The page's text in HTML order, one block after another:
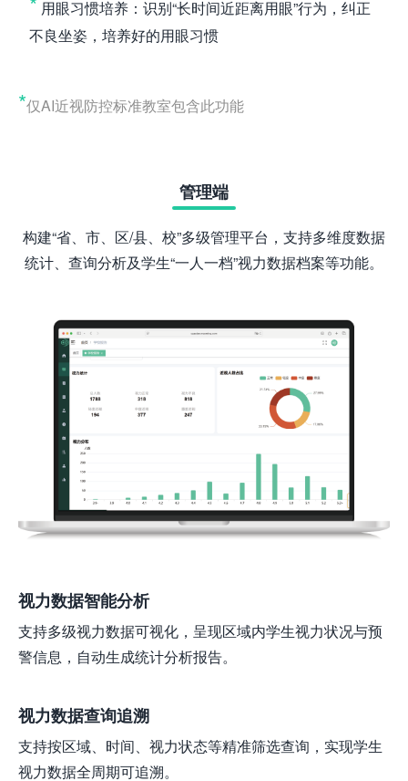
用眼习惯培养：识别“长时间近距离用眼”行为，纠正
不良坐姿，培养好的用眼习惯
*仅AI近视防控标准教室包含此功能
管理端
构建“省、市、区/县、校”多级管理平台，支持多维度数据
统计、查询分析及学生“一人一档”视力数据档案等功能。
视力数据智能分析
支持多级视力数据可视化，呈现区域内学生视力状况与预
警信息，自动生成统计分析报告。
视力数据查询追溯
支持按区域、时间、视力状态等精准筛选查询，实现学生
视力数据全周期可追溯。